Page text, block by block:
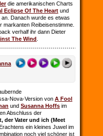
die amerikanischen Charts
Eclipse Of The Heart und
an. Danach wurde es etwas
markanten Reibeisenstimme.
verhalf ihr dann Dieter
The Wind
Nova-Version von A Fool
und Susanna Hoffs im
Abschluss der
der Vater und ich (Meet
ein kleines Juwel im
noch viel schöner ist